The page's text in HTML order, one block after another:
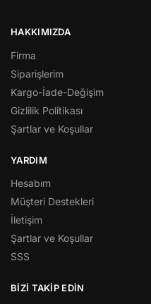
HAKKIMIZDA
Firma
Siparişlerim
Kargo-İade-Değişim
Gizlilik Politikası
Şartlar ve Koşullar
YARDIM
Hesabım
Müşteri Destekleri
İletişim
Şartlar ve Koşullar
SSS
BİZİ TAKİP EDİN